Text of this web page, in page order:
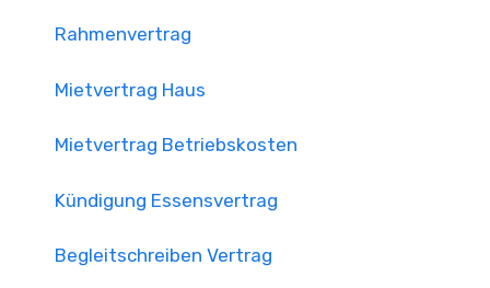
Rahmenvertrag
Mietvertrag Haus
Mietvertrag Betriebskosten
Kündigung Essensvertrag
Begleitschreiben Vertrag